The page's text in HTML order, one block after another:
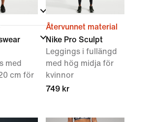
med
cm för
Återvunnet material
Nike Pro Sculpt
Leggings i fullängd
med hög midja för
kvinnor
749 kr